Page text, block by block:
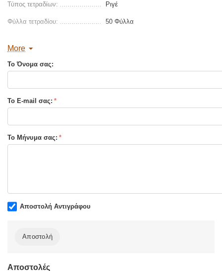
Τύπος τετραδίων: Ριγέ
Φύλλα τετραδίου: 50 Φύλλα
More
Το Όνομα σας:
Το E-mail σας:
Το Μήνυμα σας:
Αποστολή Αντιγράφου
Αποστολή
Αποστολές